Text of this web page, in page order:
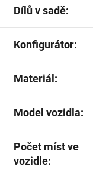
Dílů v sadě:
Konfigurátor:
Materiál :
Model vozidla:
Počet míst ve
vozidle: